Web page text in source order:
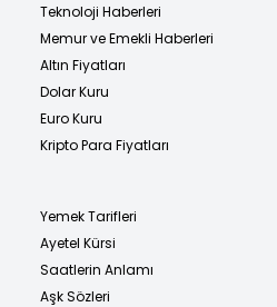
Teknoloji Haberleri
Memur ve Emekli Haberleri
Altın Fiyatları
Dolar Kuru
Euro Kuru
Kripto Para Fiyatları
Yemek Tarifleri
Ayetel Kürsi
Saatlerin Anlamı
Aşk Sözleri